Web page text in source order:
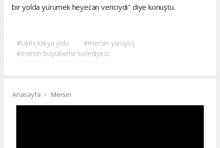
bir yolda yürümek heyecan vericiydi" diye konuştu.
#tarihi klikya yolu
#mersin yürüyüş
#mersin büyükxehir belediyesi
Anasayfa Mersin